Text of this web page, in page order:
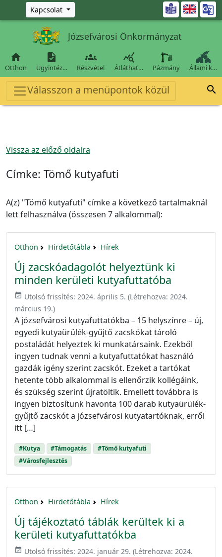
Ugrás a fő tartalomra
Kapcsolat 
Józsefvárosi Önkormányzat

Otthon

Ügyintéz…

Részvétel

Átláthat… Pázmány Állami k…
Válasszon a menüpontok közül 
Vissza az előző oldalra
Címke: Tömő kutyafuti
A(z) "Tömő kutyafuti" címke a következő tartalmaknál
lett felhasználva (összesen 7 alkalommal):
Otthon Hirdetőtábla Hírek
Új zacskóadagolót helyeztünk ki
minden kerületi kutyafuttatóba
event_available Utolsó frissítés: 2024. április 5. (Létrehozva: 2024.
március 19.)
A józsefvárosi kutyafuttatókba – 15 helyszínre – új,
egyedi kutyaürülék-gyűjtő zacskókat tároló
postaládát helyeztek ki munkatársaink. Ezekből
ingyen tudnak venni a kutyafuttatókat használó
gazdák igény szerint zacskót. Ezeket a tartókat
hetente több alkalommal is ellenőrzik kollégáink,
és szükség szerint újratöltik. Emellett továbbra is
ingyen biztosítunk havonta 100 darab kutyaürülék-
gyűjtő zacskót a józsefvárosi kutyatartóknak, erről
itt […]
#Kutya #Támogatás
#Tömő kutyafuti
#Városfejlesztés
Otthon Hirdetőtábla Hírek
Új tájékoztató táblák kerültek ki a
kerületi kutyafuttatókba
event_available Utolsó frissítés: 2024. január 29. (Létrehozva: 2024.